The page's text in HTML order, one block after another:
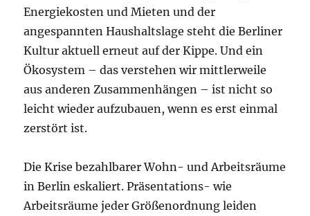
Energiekosten und Mieten und der
angespannten Haushaltslage steht die Berliner
Kultur aktuell erneut auf der Kippe. Und ein
Ökosystem – das verstehen wir mittlerweile
aus anderen Zusammenhängen – ist nicht so
leicht wieder aufzubauen, wenn es erst einmal
zerstört ist.
Die Krise bezahlbarer Wohn- und Arbeitsräume
in Berlin eskaliert. Präsentations- wie
Arbeitsräume jeder Größenordnung leiden